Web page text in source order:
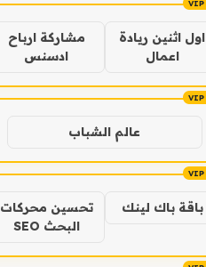
اول اثنين ريادة
اعمال
مشاركة ارباح
ادسنس
عالم الشباب
باقة باك لينك
تحسين محركات
البحث SEO